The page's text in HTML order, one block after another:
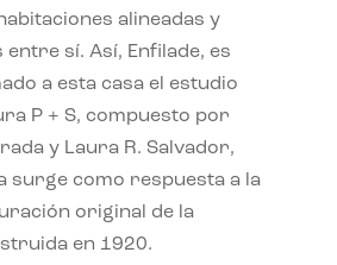
alineadas y
entre sí. Así, Enfilade, es
a esta casa el estudio
P + S, compuesto por
y Laura R. Salvador,
surge como respuesta a la
original de la
en 1920.